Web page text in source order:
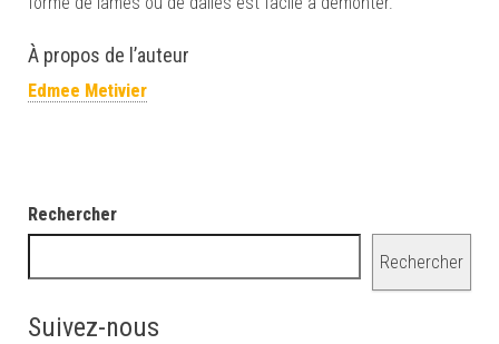
À propos de l’auteur
Edmee Metivier
Rechercher
Rechercher
Suivez-nous